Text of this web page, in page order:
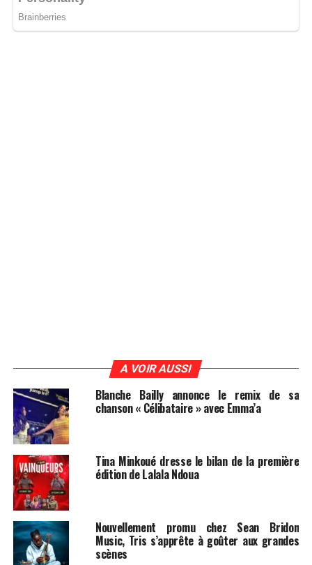
A VOIR AUSSI
Blanche Bailly annonce le remix de sa
chanson « Célibataire » avec Emma’a
Tina Minkoué dresse le bilan de la première
édition de Lalala Ndoua
Nouvellement promu chez Sean Bridon
Music, Tris s’apprête à goûter aux grandes
scènes